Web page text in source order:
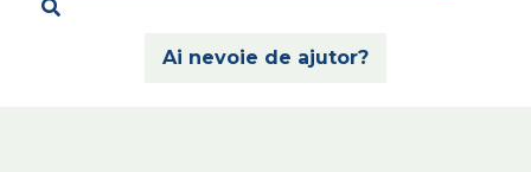
Ai nevoie de ajutor?